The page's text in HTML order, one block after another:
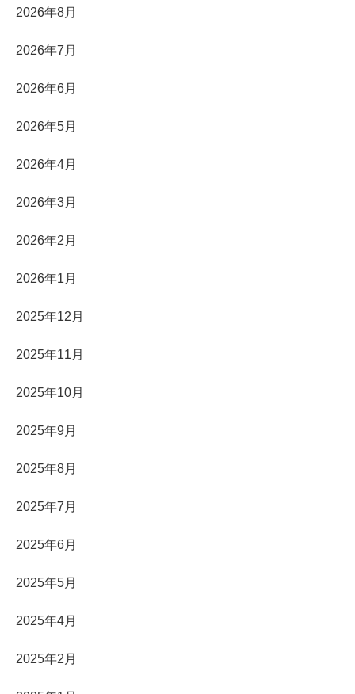
2026年8月
2026年7月
2026年6月
2026年5月
2026年4月
2026年3月
2026年2月
2026年1月
2025年12月
2025年11月
2025年10月
2025年9月
2025年8月
2025年7月
2025年6月
2025年5月
2025年4月
2025年2月